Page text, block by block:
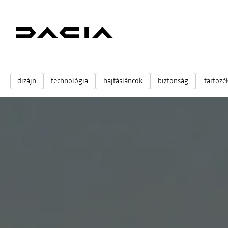
dizájn technológia hajtásláncok biztonság